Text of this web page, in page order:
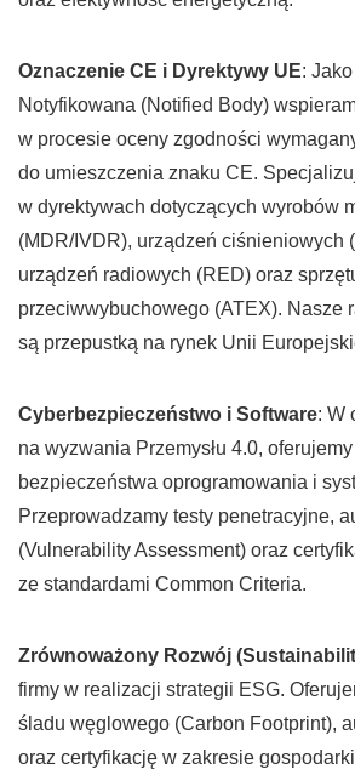
Oznaczenie CE i Dyrektywy UE:
Notyfikowana (Notified Body)
w procesie oceny zgodności
do umieszczenia znaku CE.
w dyrektywach dotyczących wyrobów
(MDR/IVDR), urządzeń ciśnieniowych
urządzeń radiowych (RED) oraz
przeciwwybuchowego (ATEX). Nasze
są przepustką na rynek Unii
Cyberbezpieczeństwo i Software: W
na wyzwania Przemysłu 4.0,
bezpieczeństwa oprogramowania i
Przeprowadzamy testy penetracyjne,
(Vulnerability Assessment) oraz
ze standardami Common Criteria.
Zrównoważony Rozwój
firmy w realizacji strategii ESG.
śladu węglowego (Carbon Footprint),
oraz certyfikację w zakresie